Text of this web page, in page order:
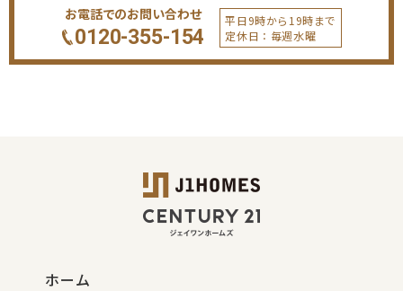
お電話でのお問い合わせ
0120-355-154
平日9時から19時まで
定休日：毎週水曜
ホーム